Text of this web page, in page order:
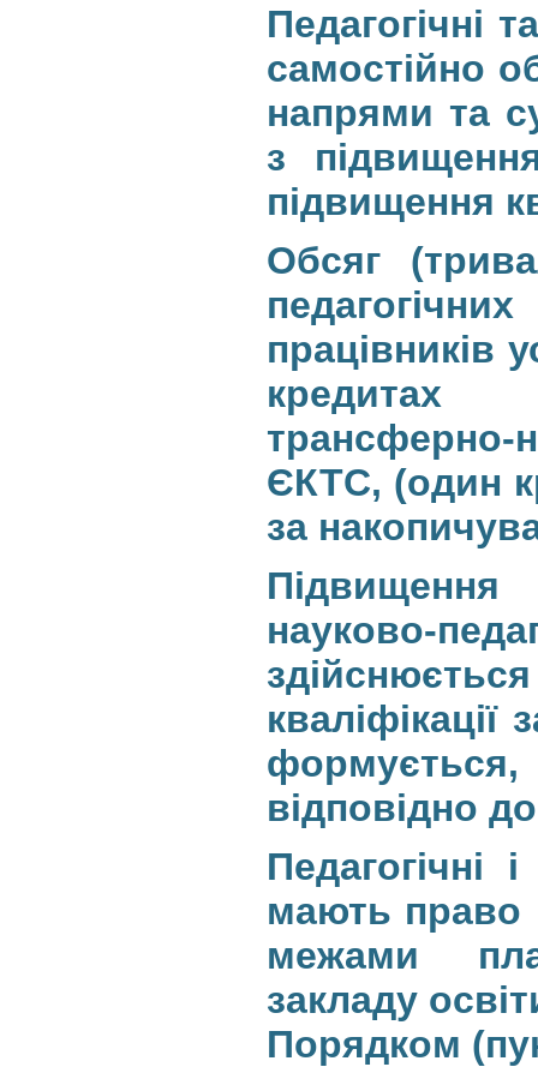
Педагогічні
самостійно
напрями та
з
підвищення
Обсяг
працівників
кредитах
трансферно-
ЄКТС, (один
за
Підвищення
науково-
формується,
відповідно
Педагогічні
мають право
межами
закладу
Порядком